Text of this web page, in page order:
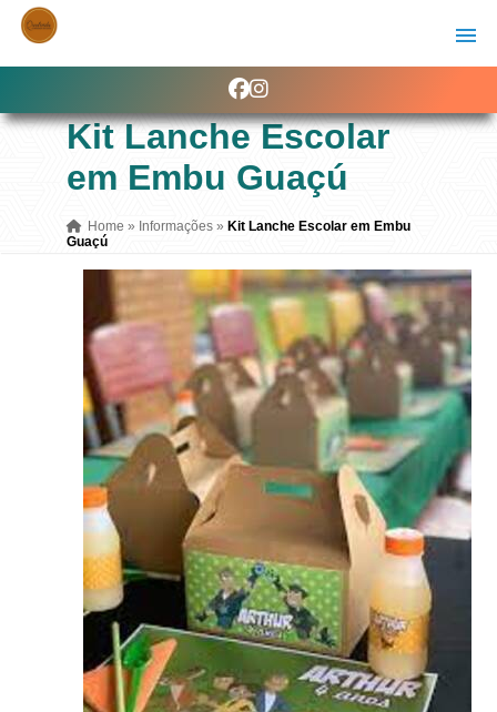
Kit Lanche Escolar
em Embu Guaçú
Home » Informações » Kit Lanche Escolar em Embu
Guaçú